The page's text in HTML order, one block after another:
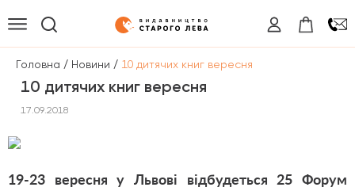
Головна / Новини / 10 дитячих книг вересня
10 дитячих книг вересня
17.09.2018
19-23 вересня у Львові відбудеться 25 Форум